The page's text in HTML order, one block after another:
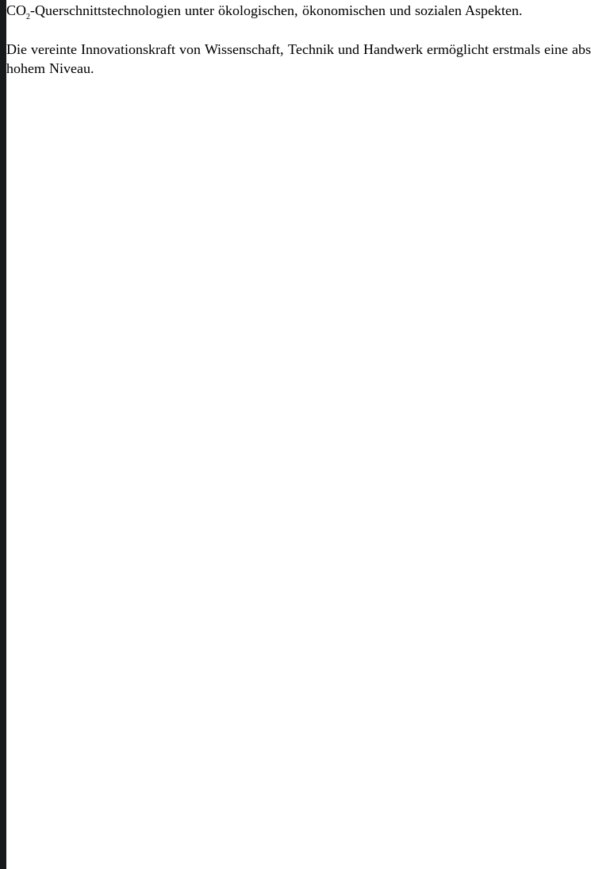
CO2-Querschnittstechnologien unter ökologischen, ökonomischen und sozialen Aspekten.
Die vereinte Innovationskraft von Wissenschaft, Technik und Handwerk ermöglicht erstmals eine
hohem Niveau.